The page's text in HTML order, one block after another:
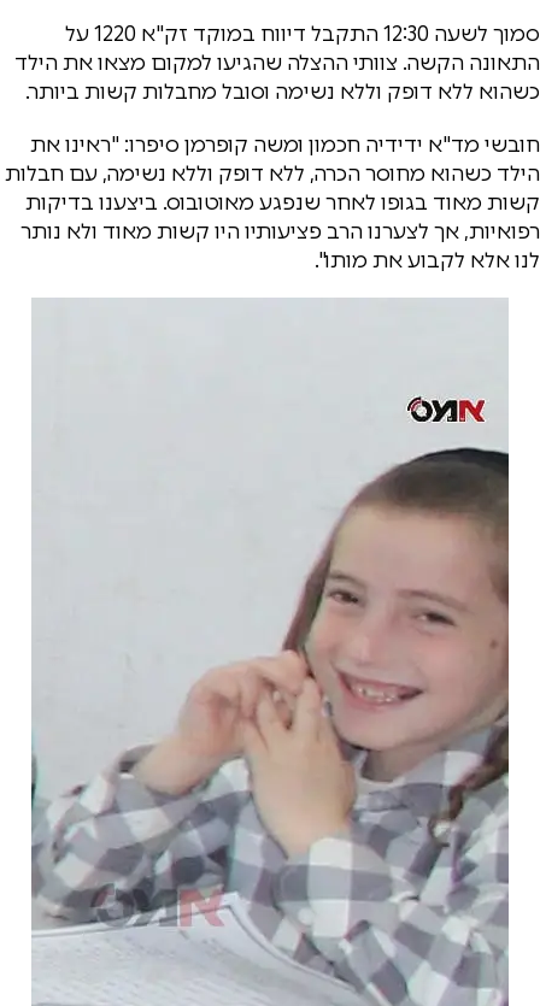
סמוך לשעה 12:30 התקבל דיווח במוקד זק"א 1220 על
התאונה הקשה. צוותי ההצלה שהגיעו למקום מצאו את הילד
כשהוא ללא דופק וללא נשימה וסובל מחבלות קשות ביותר.
חובשי מד"א ידידיה חכמון ומשה קופרמן סיפרו: "ראינו את
הילד כשהוא מחוסר הכרה, ללא דופק וללא נשימה, עם חבלות
קשות מאוד בגופו לאחר שנפגע מאוטובוס. ביצענו בדיקות
רפואיות, אך לצערנו הרב פציעותיו היו קשות מאוד ולא נותר
לנו אלא לקבוע את מותו".